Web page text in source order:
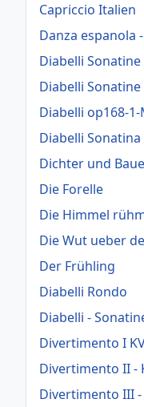
Capriccio Italien
Danza espanola
Diabelli
Diabelli
Diabelli op168-
Diabelli Sonatina
Dichter und
Die Forelle
Die Himmel
Die Wut ueber
Der Frühling
Diabelli Rondo
Diabelli -
Divertimento I
Divertimento II -
Divertimento III -